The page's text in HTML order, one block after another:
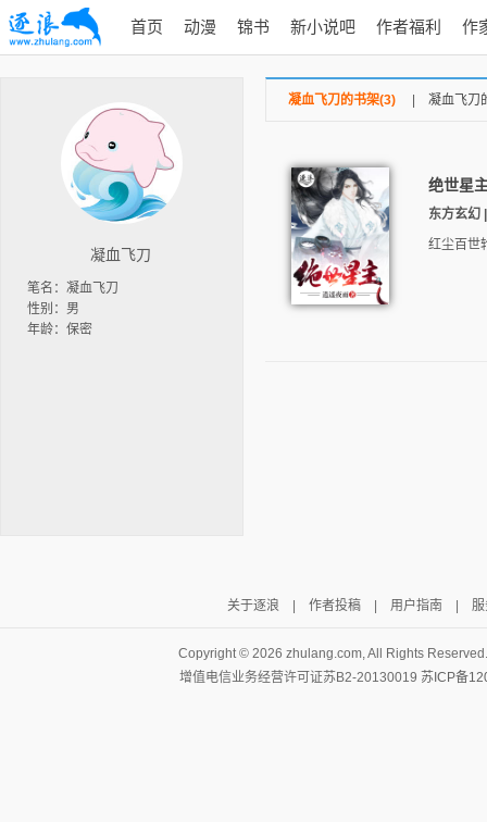
首页 动漫 锦书 新小说吧 作者福利 作
凝血飞刀
笔名：凝血飞刀
性别：男
年龄：保密
凝血飞刀的书架(3) 凝血飞刀
绝世星
东方玄幻
红尘百世
关于逐浪 作者投稿| 用户指南 服
Copyright © 2026 zhulang.com, All Rights
增值电信业务经营许可证苏B2-20130019 苏ICP备